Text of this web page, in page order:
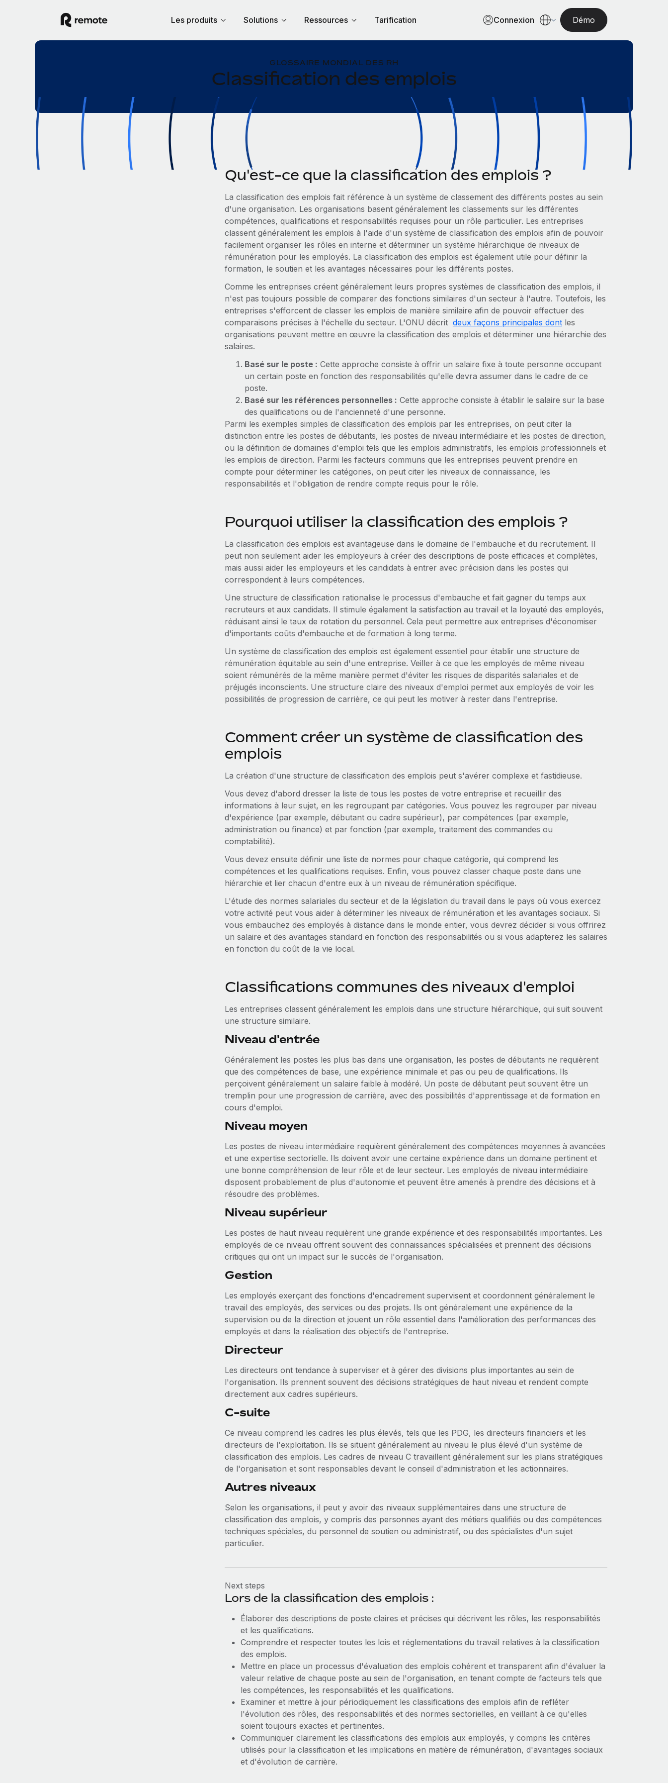
Les produits Solutions Ressources Tarification Connexion Démo
GLOSSAIRE MONDIAL DES RH
Classification des emplois
Qu'est-ce que la classification des emplois ?
La classification des emplois fait référence à un système de classement des différents postes au sein
d'une organisation. Les organisations basent généralement les classements sur les différentes
compétences, qualifications et responsabilités requises pour un rôle particulier. Les entreprises
classent généralement les emplois à l'aide d'un système de classification des emplois afin de pouvoir
facilement organiser les rôles en interne et déterminer un système hiérarchique de niveaux de
rémunération pour les employés. La classification des emplois est également utile pour définir la
formation, le soutien et les avantages nécessaires pour les différents postes.
Comme les entreprises créent généralement leurs propres systèmes de classification des emplois, il
n'est pas toujours possible de comparer des fonctions similaires d'un secteur à l'autre. Toutefois, les
entreprises s'efforcent de classer les emplois de manière similaire afin de pouvoir effectuer des
comparaisons précises à l'échelle du secteur. L'ONU décrit deux façons principales dontles
organisations peuvent mettre en œuvre la classification des emplois et déterminer une hiérarchie des
salaires.
Basé sur le poste : Cette approche consiste à offrir un salaire fixe à toute personne occupant
un certain poste en fonction des responsabilités qu'elle devra assumer dans le cadre de ce
poste.
Basé sur les références personnelles : Cette approche consiste à établir le salaire sur la base
des qualifications ou de l'ancienneté d'une personne.
Parmi les exemples simples de classification des emplois par les entreprises, on peut citer la
distinction entre les postes de débutants, les postes de niveau intermédiaire et les postes de direction,
ou la définition de domaines d'emploi tels que les emplois administratifs, les emplois professionnels et
les emplois de direction. Parmi les facteurs communs que les entreprises peuvent prendre en
compte pour déterminer les catégories, on peut citer les niveaux de connaissance, les
responsabilités et l'obligation de rendre compte requis pour le rôle.
Pourquoi utiliser la classification des emplois ?
La classification des emplois est avantageuse dans le domaine de l'embauche et du recrutement. Il
peut non seulement aider les employeurs à créer des descriptions de poste efficaces et complètes,
mais aussi aider les employeurs et les candidats à entrer avec précision dans les postes qui
correspondent à leurs compétences.
Une structure de classification rationalise le processus d'embauche et fait gagner du temps aux
recruteurs et aux candidats. Il stimule également la satisfaction au travail et la loyauté des employés,
réduisant ainsi le taux de rotation du personnel. Cela peut permettre aux entreprises d'économiser
d'importants coûts d'embauche et de formation à long terme.
Un système de classification des emplois est également essentiel pour établir une structure de
rémunération équitable au sein d'une entreprise. Veiller à ce que les employés de même niveau
soient rémunérés de la même manière permet d'éviter les risques de disparités salariales et de
préjugés inconscients. Une structure claire des niveaux d'emploi permet aux employés de voir les
possibilités de progression de carrière, ce qui peut les motiver à rester dans l'entreprise.
Comment créer un système de classification des
emplois
La création d'une structure de classification des emplois peut s'avérer complexe et fastidieuse.
Vous devez d'abord dresser la liste de tous les postes de votre entreprise et recueillir des
informations à leur sujet, en les regroupant par catégories. Vous pouvez les regrouper par niveau
d'expérience (par exemple, débutant ou cadre supérieur), par compétences (par exemple,
administration ou finance) et par fonction (par exemple, traitement des commandes ou
comptabilité).
Vous devez ensuite définir une liste de normes pour chaque catégorie, qui comprend les
compétences et les qualifications requises. Enfin, vous pouvez classer chaque poste dans une
hiérarchie et lier chacun d'entre eux à un niveau de rémunération spécifique.
L'étude des normes salariales du secteur et de la législation du travail dans le pays où vous exercez
votre activité peut vous aider à déterminer les niveaux de rémunération et les avantages sociaux. Si
vous embauchez des employés à distance dans le monde entier, vous devrez décider si vous offrirez
un salaire et des avantages standard en fonction des responsabilités ou si vous adapterez les salaires
en fonction du coût de la vie local.
Classifications communes des niveaux d'emploi
Les entreprises classent généralement les emplois dans une structure hiérarchique, qui suit souvent
une structure similaire.
Niveau d'entrée
Généralement les postes les plus bas dans une organisation, les postes de débutants ne requièrent
que des compétences de base, une expérience minimale et pas ou peu de qualifications. Ils
perçoivent généralement un salaire faible à modéré. Un poste de débutant peut souvent être un
tremplin pour une progression de carrière, avec des possibilités d'apprentissage et de formation en
cours d'emploi.
Niveau moyen
Les postes de niveau intermédiaire requièrent généralement des compétences moyennes à avancées
et une expertise sectorielle. Ils doivent avoir une certaine expérience dans un domaine pertinent et
une bonne compréhension de leur rôle et de leur secteur. Les employés de niveau intermédiaire
disposent probablement de plus d'autonomie et peuvent être amenés à prendre des décisions et à
résoudre des problèmes.
Niveau supérieur
Les postes de haut niveau requièrent une grande expérience et des responsabilités importantes. Les
employés de ce niveau offrent souvent des connaissances spécialisées et prennent des décisions
critiques qui ont un impact sur le succès de l'organisation.
Gestion
Les employés exerçant des fonctions d'encadrement supervisent et coordonnent généralement le
travail des employés, des services ou des projets. Ils ont généralement une expérience de la
supervision ou de la direction et jouent un rôle essentiel dans l'amélioration des performances des
employés et dans la réalisation des objectifs de l'entreprise.
Directeur
Les directeurs ont tendance à superviser et à gérer des divisions plus importantes au sein de
l'organisation. Ils prennent souvent des décisions stratégiques de haut niveau et rendent compte
directement aux cadres supérieurs.
C-suite
Ce niveau comprend les cadres les plus élevés, tels que les PDG, les directeurs financiers et les
directeurs de l'exploitation. Ils se situent généralement au niveau le plus élevé d'un système de
classification des emplois. Les cadres de niveau C travaillent généralement sur les plans stratégiques
de l'organisation et sont responsables devant le conseil d'administration et les actionnaires.
Autres niveaux
Selon les organisations, il peut y avoir des niveaux supplémentaires dans une structure de
classification des emplois, y compris des personnes ayant des métiers qualifiés ou des compétences
techniques spéciales, du personnel de soutien ou administratif, ou des spécialistes d'un sujet
particulier.
Next steps
Lors de la classification des emplois :
Élaborer des descriptions de poste claires et précises qui décrivent les rôles, les responsabilités
et les qualifications.
Comprendre et respecter toutes les lois et réglementations du travail relatives à la classification
des emplois.
Mettre en place un processus d'évaluation des emplois cohérent et transparent afin d'évaluer la
valeur relative de chaque poste au sein de l'organisation, en tenant compte de facteurs tels que
les compétences, les responsabilités et les qualifications.
Examiner et mettre à jour périodiquement les classifications des emplois afin de refléter
l'évolution des rôles, des responsabilités et des normes sectorielles, en veillant à ce qu'elles
soient toujours exactes et pertinentes.
Communiquer clairement les classifications des emplois aux employés, y compris les critères
utilisés pour la classification et les implications en matière de rémunération, d'avantages sociaux
et d'évolution de carrière.